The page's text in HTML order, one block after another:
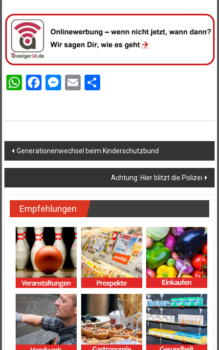
WhatsApp
Facebook
Messenger
EmailTeilen
Beitragsnavigation
Generationenwechsel beim Kinderschutzbund
Achtung: Hier blitzt die Polizei
Empfehlungen